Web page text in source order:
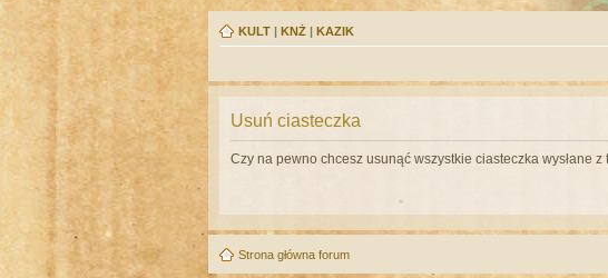
KULT | KNŻ | KAZIK
Usuń ciasteczka
Czy na pewno chcesz usunąć wszystkie ciasteczka wysłane z
Strona główna forum